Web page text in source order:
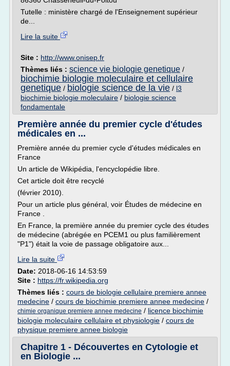
Tutelle : ministère chargé de l'Enseignement supérieur
de...
Lire la suite
Site : http://www.onisep.fr
Thèmes liés : science vie biologie genetique /
biochimie biologie moleculaire et cellulaire
genetique / biologie science de la vie / l3
biochimie biologie moleculaire / biologie science
fondamentale
Première année du premier cycle d'études
médicales en ...
Première année du premier cycle d'études médicales en
France
Un article de Wikipédia, l'encyclopédie libre.
Cet article doit être recyclé
(février 2010).
Pour un article plus général, voir Études de médecine en
France .
En France, la première année du premier cycle des études
de médecine (abrégée en PCEM1 ou plus familièrement
"P1") était la voie de passage obligatoire aux...
Lire la suite
Date: 2018-06-16 14:53:59
Site : https://fr.wikipedia.org
Thèmes liés : cours de biologie cellulaire premiere annee
medecine / cours de biochimie premiere annee medecine /
chimie organique premiere annee medecine / licence biochimie
biologie moleculaire cellulaire et physiologie / cours de
physique premiere annee biologie
Chapitre 1 - Découvertes en Cytologie et
en Biologie ...